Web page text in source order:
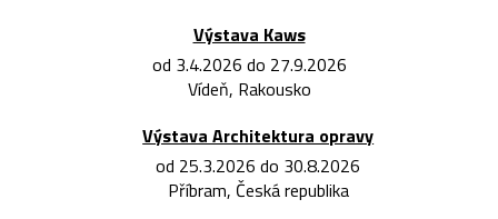
Výstava Kaws
od 3.4.2026 do 27.9.2026
Vídeň, Rakousko
Výstava Architektura opravy
od 25.3.2026 do 30.8.2026
Příbram, Česká republika